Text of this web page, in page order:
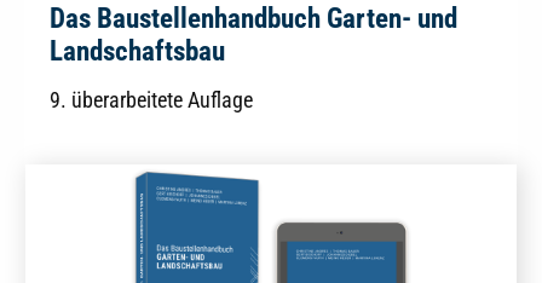
Das Baustellenhandbuch Garten- und
Landschaftsbau
9. überarbeitete Auflage